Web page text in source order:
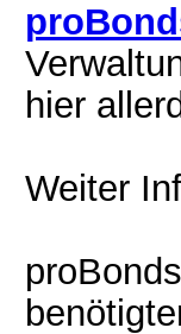
hier
Weiter